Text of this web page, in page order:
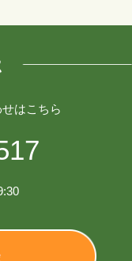
はこちら